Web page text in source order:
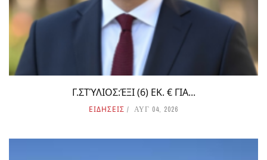
Γ.ΣΤΎΛΙΟΣ:ΈΞΙ (6) ΕΚ. € ΓΙΑ...
ΕΙΔΗΣΕΙΣ ΑΥΓ 04, 2026